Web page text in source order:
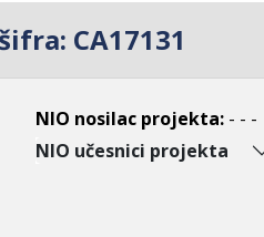
CA17131
NIO nosilac projekta: - - -
NIO učesnici projekta